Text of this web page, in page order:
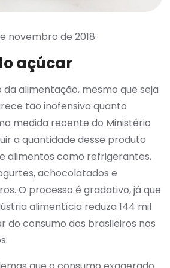
novembro de 2018
açúcar
da alimentação, mesmo que seja
tão inofensivo quanto
medida recente do Ministério
a quantidade desse produto
alimentos como refrigerantes,
achocolatados e
O processo é gradativo, já que
alimentícia reduza 144 mil
do consumo dos brasileiros nos